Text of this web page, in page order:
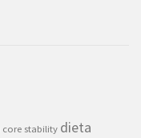
core stability dieta